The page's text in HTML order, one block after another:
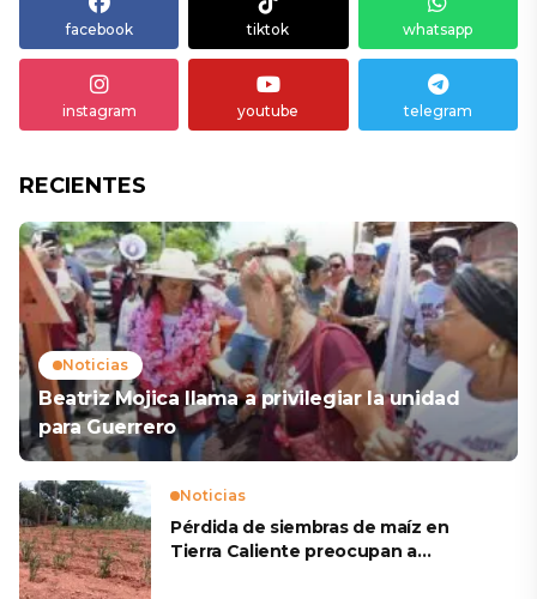
facebook tiktok whatsapp
instagram youtube telegram
RECIENTES
Noticias
Beatriz Mojica llama a privilegiar la unidad
para Guerrero
Noticias
Pérdida de siembras de maíz en
Tierra Caliente preocupan a